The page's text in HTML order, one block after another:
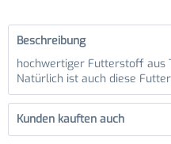
Beschreibung
hochwertiger Futterstoff aus
Natürlich ist auch diese
Kunden kauften auch